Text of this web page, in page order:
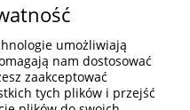
umożliwiają
nam dostosować
zaakceptować
tych plików i przejść